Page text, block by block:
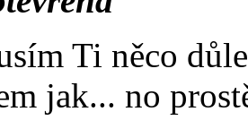
Ti něco
jak... no